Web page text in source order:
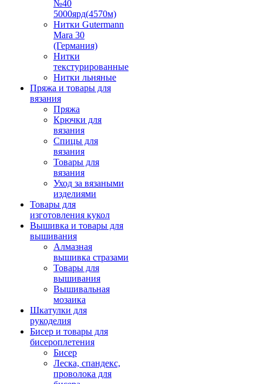
№40
5000ярд(4570м)
Нитки Gutermann
Mara 30
(Германия)
Нитки
текстурированные
Нитки льняные
Пряжа и товары для
вязания
Пряжа
Крючки для
вязания
Спицы для
вязания
Товары для
вязания
Уход за вязаными
изделиями
Товары для
изготовления кукол
Вышивка и товары для
вышивания
Алмазная
вышивка стразами
Товары для
вышивания
Вышивальная
мозаика
Шкатулки для
рукоделия
Бисер и товары для
бисероплетения
Бисер
Леска, спандекс,
проволока для